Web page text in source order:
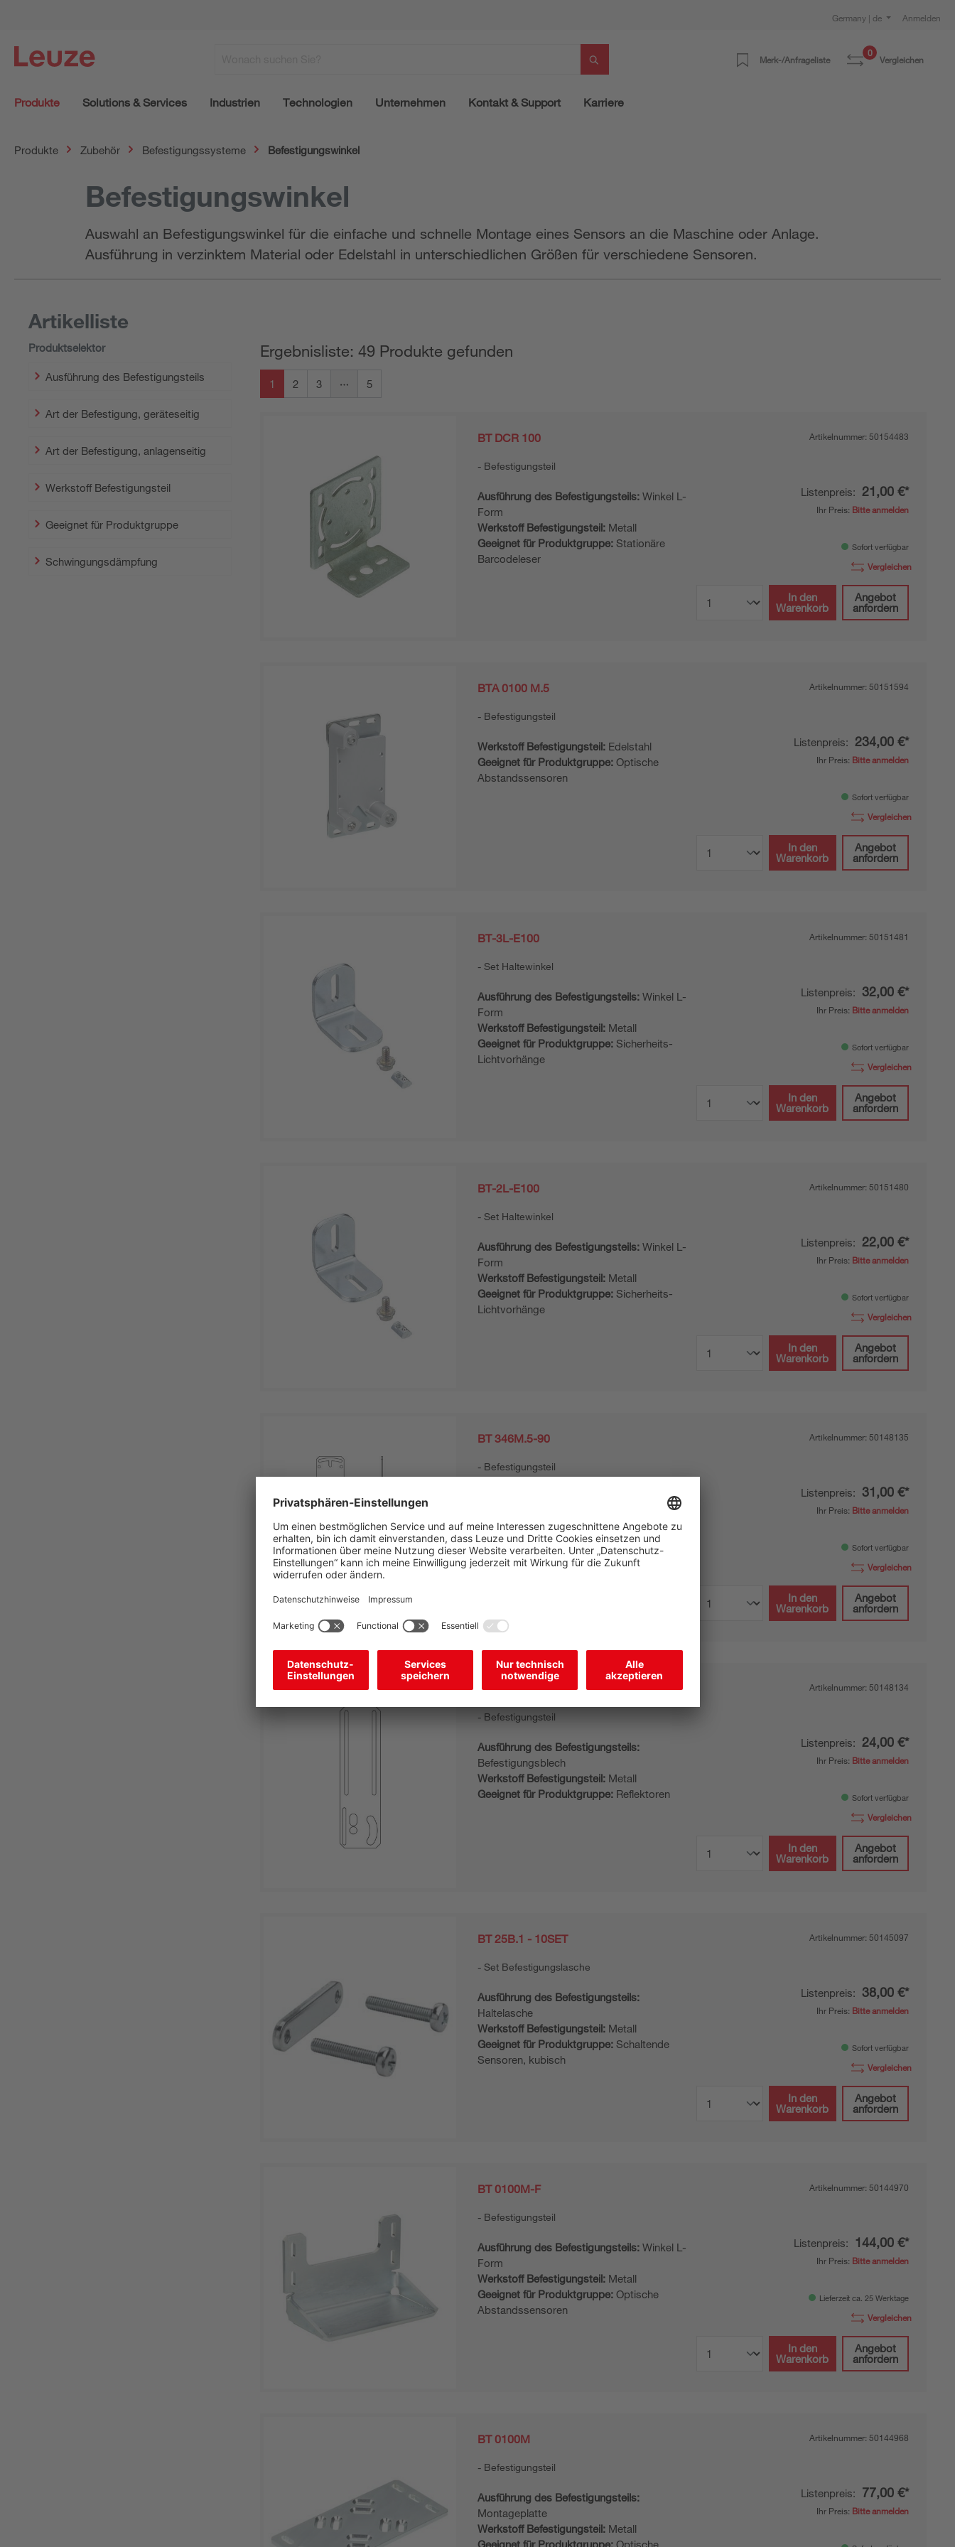
Germany | de Anmelden
Merk-/Anfrageliste
0
Vergleichen
Produkte Solutions & Services Industrien Technologien Unternehmen Kontakt & Support Karriere
Produkte Zubehör Befestigungssysteme Befestigungswinkel
Befestigungswinkel
Auswahl an Befestigungswinkel für die einfache und schnelle Montage eines Sensors an die Maschine oder Anlage.
Ausführung in verzinktem Material oder Edelstahl in unterschiedlichen Größen für verschiedene Sensoren.
Artikelliste
Produktselektor
Ausführung des Befestigungsteils
Art der Befestigung, geräteseitig
Art der Befestigung, anlagenseitig
Werkstoff Befestigungsteil
Geeignet für Produktgruppe
Schwingungsdämpfung
Ergebnisliste: 49 Produkte gefunden
1 2 3 5
BT DCR 100
Befestigungsteil
Ausführung des Befestigungsteils: Winkel L-
Form
Werkstoff Befestigungsteil: Metall
Geeignet für Produktgruppe: Stationäre
Barcodeleser
Artikelnummer: 50154483
Listenpreis: 21,00 €*
Ihr Preis: Bitte anmelden
Sofort verfügbar
Vergleichen
In den
Warenkorb
Angebot
anfordern
BTA 0100 M.5
Befestigungsteil
Werkstoff Befestigungsteil: Edelstahl
Geeignet für Produktgruppe: Optische
Abstandssensoren
Artikelnummer: 50151594
Listenpreis: 234,00 €*
Ihr Preis: Bitte anmelden
Sofort verfügbar
Vergleichen
In den
Warenkorb
Angebot
anfordern
BT-3L-E100
Set Haltewinkel
Ausführung des Befestigungsteils: Winkel L-
Form
Werkstoff Befestigungsteil: Metall
Geeignet für Produktgruppe: Sicherheits-
Lichtvorhänge
Artikelnummer: 50151481
Listenpreis: 32,00 €*
Ihr Preis: Bitte anmelden
Sofort verfügbar
Vergleichen
In den
Warenkorb
Angebot
anfordern
BT-2L-E100
Set Haltewinkel
Ausführung des Befestigungsteils: Winkel L-
Form
Werkstoff Befestigungsteil: Metall
Geeignet für Produktgruppe: Sicherheits-
Lichtvorhänge
Artikelnummer: 50151480
Listenpreis: 22,00 €*
Ihr Preis: Bitte anmelden
Sofort verfügbar
Vergleichen
In den
Warenkorb
Angebot
anfordern
BT 346M.5-90
Befestigungsteil
Werkstoff Befestigungsteil:Metall
Geeignet für Produktgruppe:Reflektoren,
Schaltende Sensoren, kubisch
Artikelnummer: 50148135
Listenpreis: 31,00 €*
Ihr Preis: Bitte anmelden
Sofort verfügbar
Vergleichen
In den
Warenkorb
Angebot
anfordern
BT 346M.5-180
Befestigungsteil
Ausführung des Befestigungsteils:
Befestigungsblech
Werkstoff Befestigungsteil: Metall
Geeignet für Produktgruppe: Reflektoren
Artikelnummer: 50148134
Listenpreis: 24,00 €*
Ihr Preis: Bitte anmelden
Sofort verfügbar
Vergleichen
In den
Warenkorb
Angebot
anfordern
BT 25B.1 - 10SET
Set Befestigungslasche
Ausführung des Befestigungsteils:
Haltelasche
Werkstoff Befestigungsteil: Metall
Geeignet für Produktgruppe: Schaltende
Sensoren, kubisch
Artikelnummer: 50145097
Listenpreis: 38,00 €*
Ihr Preis: Bitte anmelden
Sofort verfügbar
Vergleichen
In den
Warenkorb
Angebot
anfordern
BT 0100M-F
Befestigungsteil
Ausführung des Befestigungsteils: Winkel L-
Form
Werkstoff Befestigungsteil: Metall
Geeignet für Produktgruppe: Optische
Abstandssensoren
Artikelnummer: 50144970
Listenpreis: 144,00 €*
Ihr Preis: Bitte anmelden
Lieferzeit ca. 25 Werktage
Vergleichen
In den
Warenkorb
Angebot
anfordern
BT 0100M
Befestigungsteil
Ausführung des Befestigungsteils:
Montageplatte
Werkstoff Befestigungsteil: Metall
Geeignet für Produktgruppe: Optische
Artikelnummer: 50144968
Listenpreis: 77,00 €*
Ihr Preis: Bitte anmelden